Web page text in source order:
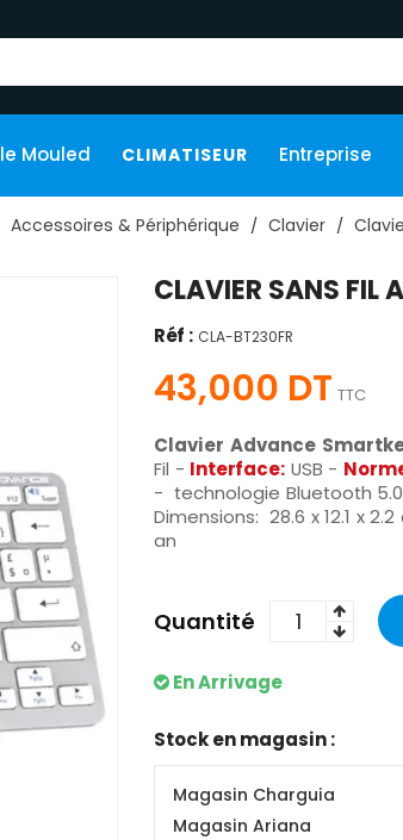
Mouled CLIMATISEUR Entreprise
Accessoires & Périphérique Clavier
CLAVIER SANS FIL
Réf : CLA-BT230FR
43,000 DT TTC
Clavier Advance
Fil - Interface: USB -
- technologie Bluetooth
Dimensions: 28.6 x 12.1 x
an
Quantité
En Arrivage
Stock en magasin :
Magasin Charguia
Magasin Ariana